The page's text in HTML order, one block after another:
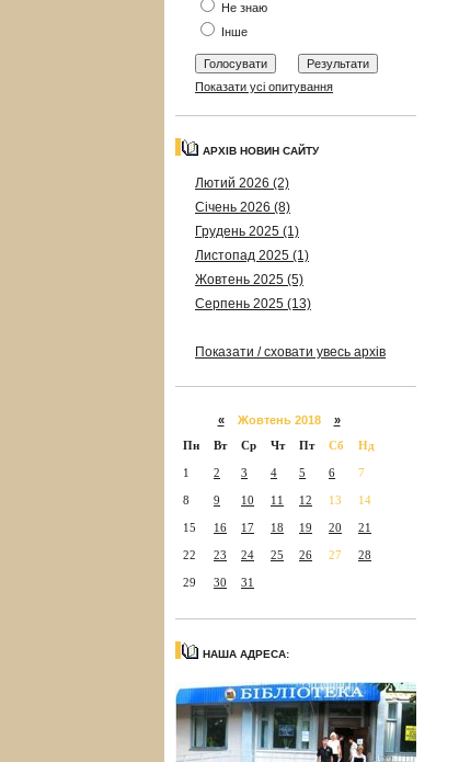
Не знаю
Інше
Показати усі опитування
АРХІВ НОВИН САЙТУ
Лютий 2026 (2)
Січень 2026 (8)
Грудень 2025 (1)
Листопад 2025 (1)
Жовтень 2025 (5)
Серпень 2025 (13)
Показати / сховати увесь архів
«Жовтень 2018 »
Пн
Вт Ср Чт Пт Сб Нд
1 2 3 4 5 6 7
8 9 10 11 12 13 14
15 16 17 18 19 20 21
22 23 24 25 26 27 28
29 30 31
НАША АДРЕСА: